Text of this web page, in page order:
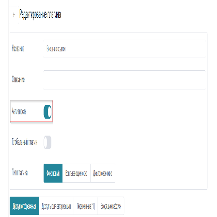
34Ограничение доступа к отчетам
35Открытие заявки в Омни
36
Свернуть/развернуть цитирование
38
40
Запись меток из дополнительного поля
41 История заявок по полю заявки
42 История заявок связанных контактов
44
Наблюдатели
45Подтверждение макроса
46Внешние ссылки